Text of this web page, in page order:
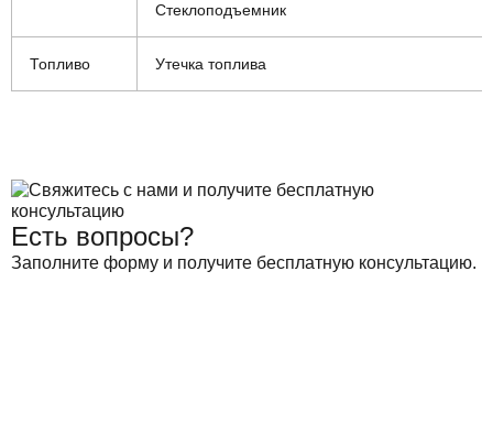
Стеклоподъемник
Топливо Утечка топлива
Есть вопросы?
Заполните форму и получите бесплатную консультацию.